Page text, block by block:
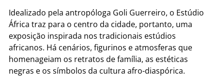
Idealizado pela antropóloga Goli Guerreiro, o Estúdio
África traz para o centro da cidade, portanto, uma
exposição inspirada nos tradicionais estúdios
africanos. Há cenários, figurinos e atmosferas que
homenageiam os retratos de família, as estéticas
negras e os símbolos da cultura afro-diaspórica.